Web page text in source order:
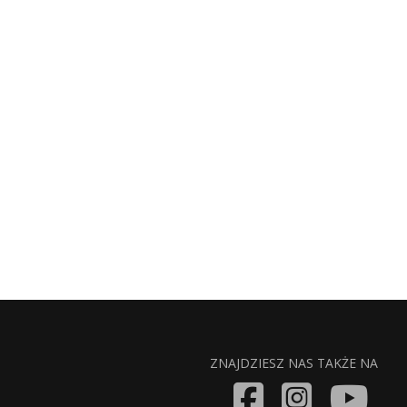
ZNAJDZIESZ NAS TAKŻE NA